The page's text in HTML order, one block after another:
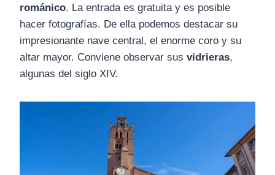
románico. La entrada es gratuita y es posible
hacer fotografías. De ella podemos destacar su
impresionante nave central, el enorme coro y su
altar mayor. Conviene observar sus vidrieras,
algunas del siglo XIV.